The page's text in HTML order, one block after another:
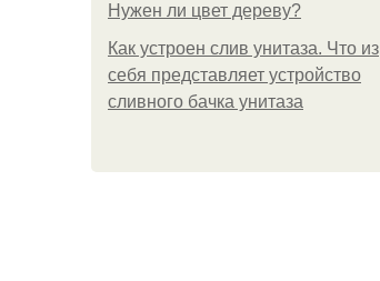
Нужен ли цвет дереву?
Как устроен слив унитаза. Что из
себя представляет устройство
сливного бачка унитаза